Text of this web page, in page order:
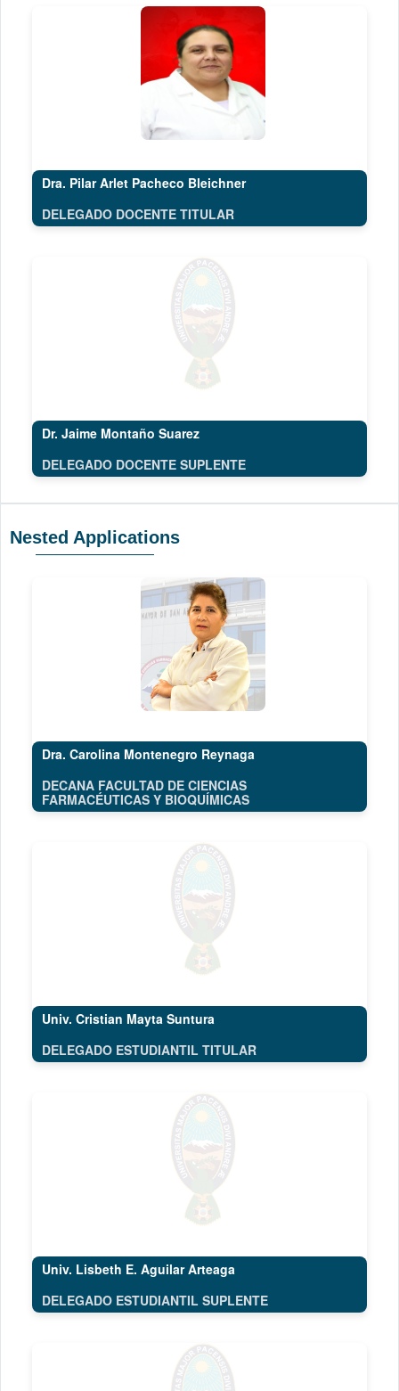
Dra. Pilar Arlet Pacheco Bleichner
DELEGADO DOCENTE TITULAR
Dr. Jaime Montaño Suarez
DELEGADO DOCENTE SUPLENTE
Nested Applications
Dra. Carolina Montenegro Reynaga
DECANA FACULTAD DE CIENCIAS
FARMACÉUTICAS Y BIOQUÍMICAS
Univ. Cristian Mayta Suntura
DELEGADO ESTUDIANTIL TITULAR
Univ. Lisbeth E. Aguilar Arteaga
DELEGADO ESTUDIANTIL SUPLENTE